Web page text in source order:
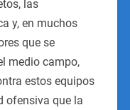
las
y, en muchos
que se
medio campo,
estos equipos
ofensiva que la